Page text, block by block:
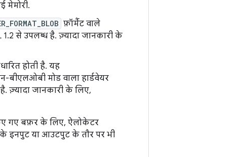
मेमोरी.
फ़ॉर्मैट वाले
से उपलब्ध है. ज़्यादा जानकारी के
होती है. यह
बीएलओबी मोड वाला हार्डवेयर
ज़्यादा जानकारी के लिए,
गए बफ़र के लिए, ऐलोकेटर
इनपुट या आउटपुट के तौर पर भी